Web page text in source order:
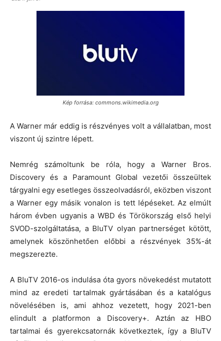
Kép forrása: commons.wikimedia.org
A Warner már eddig is részvényes volt a vállalatban, most
viszont új szintre lépett.
Nemrég számoltunk be róla, hogy a Warner Bros.
Discovery és a Paramount Global vezetői összeültek
tárgyalni egy esetleges összeolvadásról, eközben viszont
a Warner egy másik vonalon is tett lépéseket. Az elmúlt
három évben ugyanis a WBD és Törökország első helyi
SVOD-szolgáltatása, a BluTV olyan partnerséget kötött,
amelynek köszönhetően előbbi a részvények 35%-át
megszerezte.
A BluTV 2016-os indulása óta gyors növekedést mutatott
mind az eredeti tartalmak gyártásában és a katalógus
növelésében is, ami ahhoz vezetett, hogy 2021-ben
elindult a platformon a Discovery+. Aztán az HBO
tartalmai és gyerekcsatornák következtek, így a BluTV